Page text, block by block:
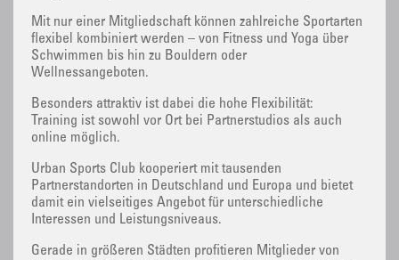
Mit nur einer Mitgliedschaft können zahlreiche Sportarten
flexibel kombiniert werden – von Fitness und Yoga über
Schwimmen bis hin zu Bouldern oder
Wellnessangeboten.
Besonders attraktiv ist dabei die hohe Flexibilität:
Training ist sowohl vor Ort bei Partnerstudios als auch
online möglich.
Urban Sports Club kooperiert mit tausenden
Partnerstandorten in Deutschland und Europa und bietet
damit ein vielseitiges Angebot für unterschiedliche
Interessen und Leistungsniveaus.
Gerade in größeren Städten profitieren Mitglieder von